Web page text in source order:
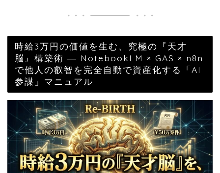
時給3万円の価値を生む、究極の『天才
脳』構築術 ― NotebookLM × GAS × n8n
で他人の叡智を完全自動で資産化する「AI
参謀」マニュアル